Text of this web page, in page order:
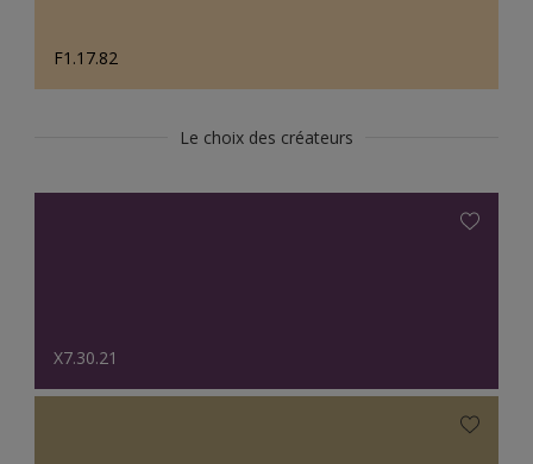
F1.17.82
Le choix des créateurs
X7.30.21